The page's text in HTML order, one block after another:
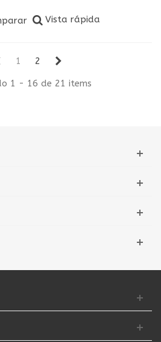
Vista rápida
1 2
1 - 16 de 21 items